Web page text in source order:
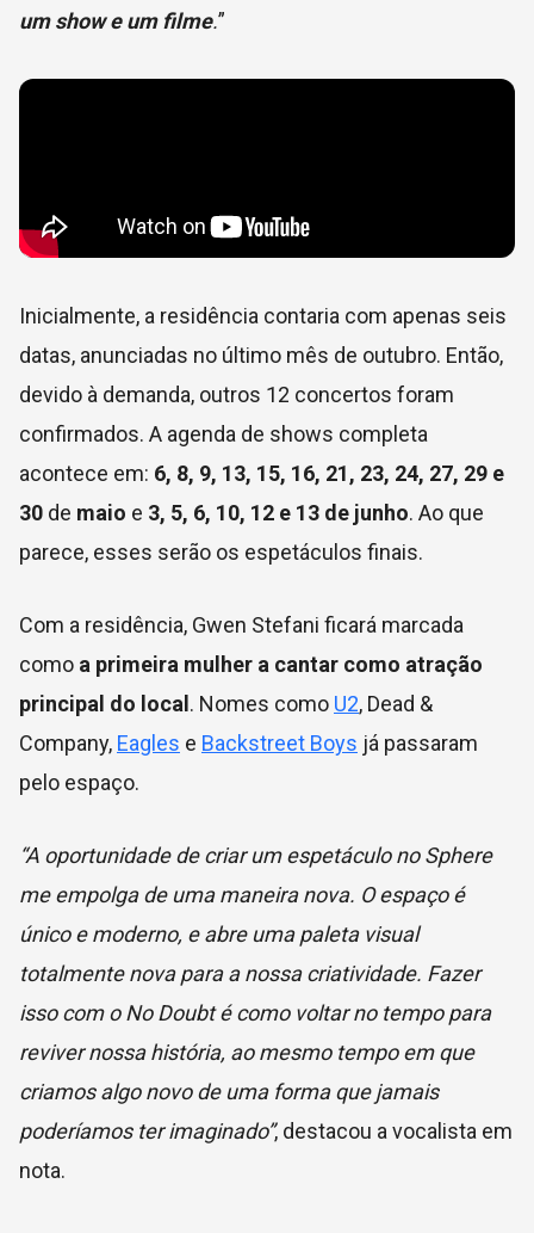
um show e um filme.”
Inicialmente, a residência contaria com apenas seis
datas, anunciadas no último mês de outubro. Então,
devido à demanda, outros 12 concertos foram
confirmados. A agenda de shows completa
acontece em: 6, 8, 9, 13, 15, 16, 21, 23, 24, 27, 29 e
30 de maio e 3, 5, 6, 10, 12 e 13 de junho. Ao que
parece, esses serão os espetáculos finais.
Com a residência, Gwen Stefani ficará marcada
como a primeira mulher a cantar como atração
principal do local . Nomes como U2, Dead &
Company, Eagles e Backstreet Boys já passaram
pelo espaço.
“A oportunidade de criar um espetáculo no Sphere
me empolga de uma maneira nova. O espaço é
único e moderno, e abre uma paleta visual
totalmente nova para a nossa criatividade. Fazer
isso com o No Doubt é como voltar no tempo para
reviver nossa história, ao mesmo tempo em que
criamos algo novo de uma forma que jamais
poderíamos ter imaginado”, destacou a vocalista em
nota.